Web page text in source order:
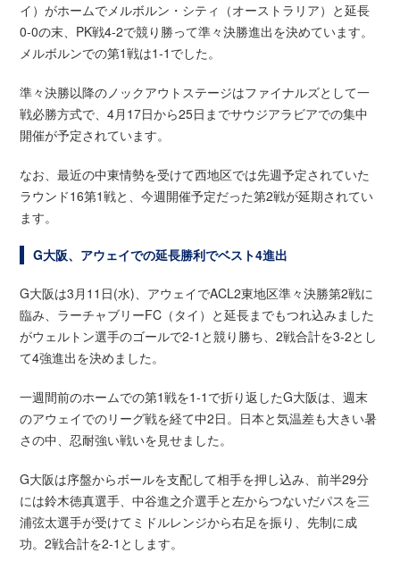
イ）がホームでメルボルン・シティ（オーストラリア）と延長
0-0の末、PK戦4-2で競り勝って準々決勝進出を決めています。
メルボルンでの第1戦は1-1でした。
準々決勝以降のノックアウトステージはファイナルズとして一
戦必勝方式で、4月17日から25日までサウジアラビアでの集中
開催が予定されています。
なお、最近の中東情勢を受けて西地区では先週予定されていた
ラウンド16第1戦と、今週開催予定だった第2戦が延期されてい
ます。
G大阪、アウェイでの延長勝利でベスト4進出
G大阪は3月11日(水)、アウェイでACL2東地区準々決勝第2戦に
臨み、ラーチャブリーFC（タイ）と延長までもつれ込みました
がウェルトン選手のゴールで2-1と競り勝ち、2戦合計を3-2とし
て4強進出を決めました。
一週間前のホームでの第1戦を1-1で折り返したG大阪は、週末
のアウェイでのリーグ戦を経て中2日。日本と気温差も大きい暑
さの中、忍耐強い戦いを見せました。
G大阪は序盤からボールを支配して相手を押し込み、前半29分
には鈴木徳真選手、中谷進之介選手と左からつないだパスを三
浦弦太選手が受けてミドルレンジから右足を振り、先制に成
功。2戦合計を2-1とします。